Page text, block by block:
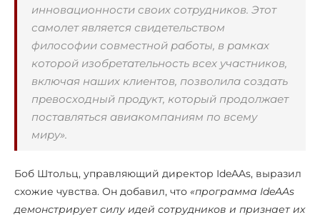
инновационности своих сотрудников. Этот
самолет является свидетельством
философии совместной работы, в рамках
которой изобретательность всех участников,
включая наших клиентов, позволила создать
превосходный продукт, который продолжает
поставляться авиакомпаниям по всему
миру».
Боб Штольц, управляющий директор IdeAAs, выразил
схожие чувства. Он добавил, что «программа IdeAAs
демонстрирует силу идей сотрудников и признает их